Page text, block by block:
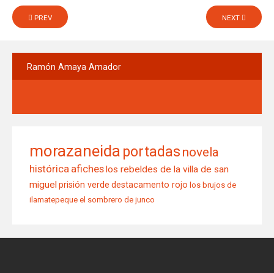
PREV NEXT
Ramón Amaya Amador
morazaneida portadas novela
histórica aficheslos rebeldes de la villa de san
miguelprisión verde destacamento rojo los brujos de
ilamatepeque el sombrero de junco